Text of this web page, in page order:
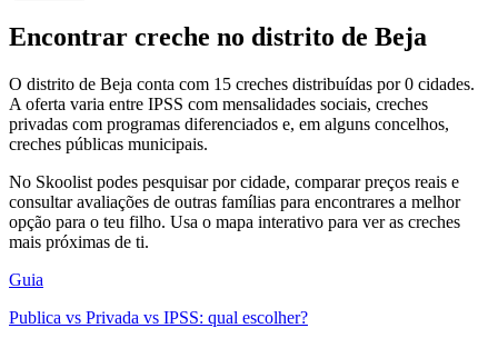
Encontrar creche no distrito de Beja
O distrito de Beja conta com 15 creches distribuídas por 0 cidades.
A oferta varia entre IPSS com mensalidades sociais, creches
privadas com programas diferenciados e, em alguns concelhos,
creches públicas municipais.
No Skoolist podes pesquisar por cidade, comparar preços reais e
consultar avaliações de outras famílias para encontrares a melhor
opção para o teu filho. Usa o mapa interativo para ver as creches
mais próximas de ti.
Guia
Publica vs Privada vs IPSS: qual escolher?